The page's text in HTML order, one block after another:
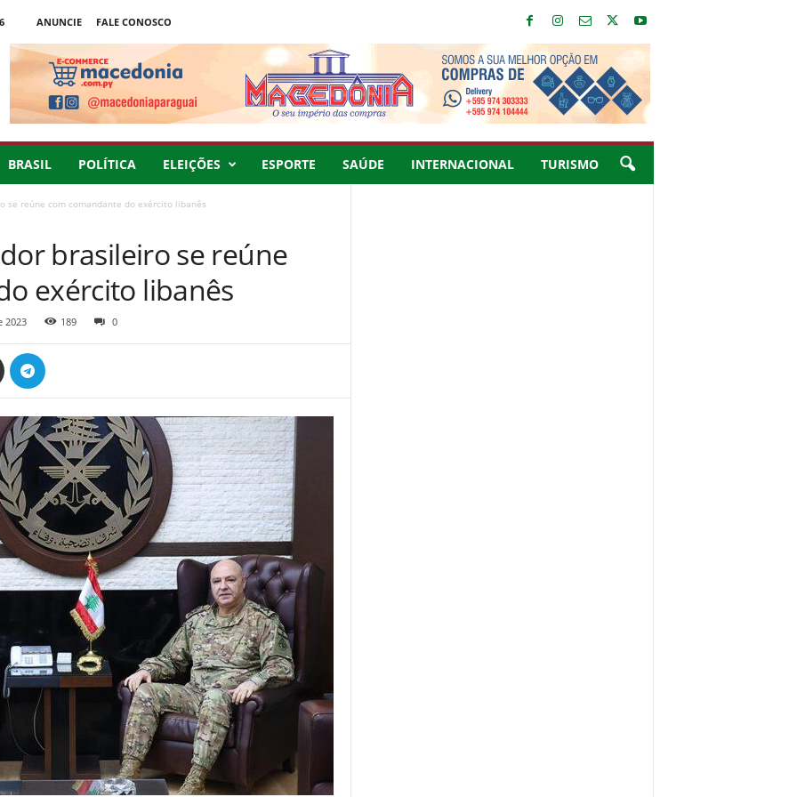
ANUNCIE
FALE CONOSCO
BRASIL POLÍTICA ELEIÇÕES ESPORTE SAÚDE INTERNACIONAL TURISMO
se reúne com comandante do exército libanês
brasileiro se reúne
exército libanês
2023 189 0